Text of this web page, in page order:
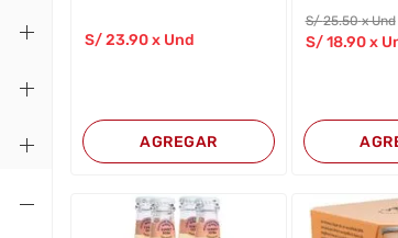
S/23.90x Und
AGREGAR
S/25.50 x Und
S/18.90 x